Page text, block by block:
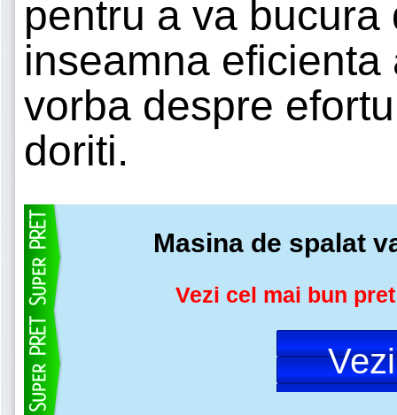
pentru a va bucura
inseamna
vorba despre
doriti.
Masina de spalat
Vezi cel mai bun